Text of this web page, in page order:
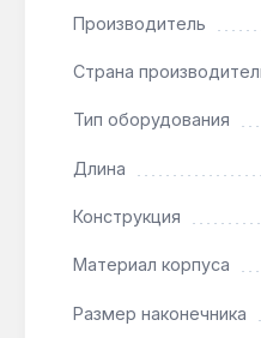
корпус из
откручивании
шиномонтажных
длина 430 мм
достаточен для
Ключ применяется для
Производитель
Страна
Тип оборудования
Длина
Конструкция
Материал корпуса
Размер наконечника